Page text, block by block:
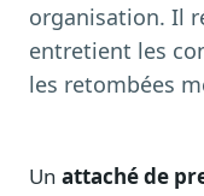
Veille des
9 interviews
Alertes
Notes, briefings,
organisation. Il
entretient les
les retombées
Un attaché de